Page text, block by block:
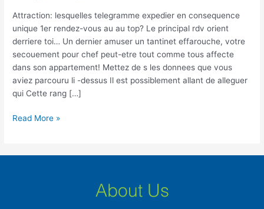
Attraction: lesquelles telegramme expedier en consequence
unique 1er rendez-vous au au top? Le principal rdv orient
derriere toi… Un dernier amuser un tantinet effarouche, votre
secouement pour chef peut-etre tout comme tous affecte
dans son appartement! Mettez de s les donnees que vous
aviez parcouru li -dessus Il est possiblement allant de alleguer
qui Cette rang […]
rendez-
vous
au
au
top?
Read More »
About Us